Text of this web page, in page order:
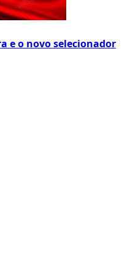
e o novo selecionador